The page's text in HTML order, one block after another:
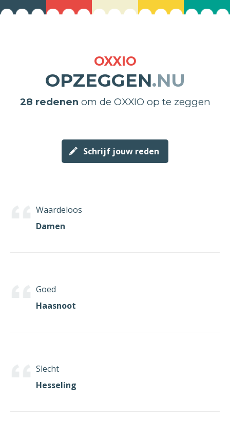
OXXIO
OPZEGGEN.NU
28 redenen om de OXXIO op te zeggen
Schrijf jouw reden
Waardeloos
Damen
Goed
Haasnoot
Slecht
Hesseling